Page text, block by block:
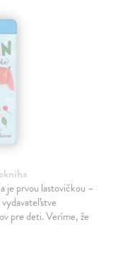
je prvou lastovičkou –
pre deti. Veríme, že